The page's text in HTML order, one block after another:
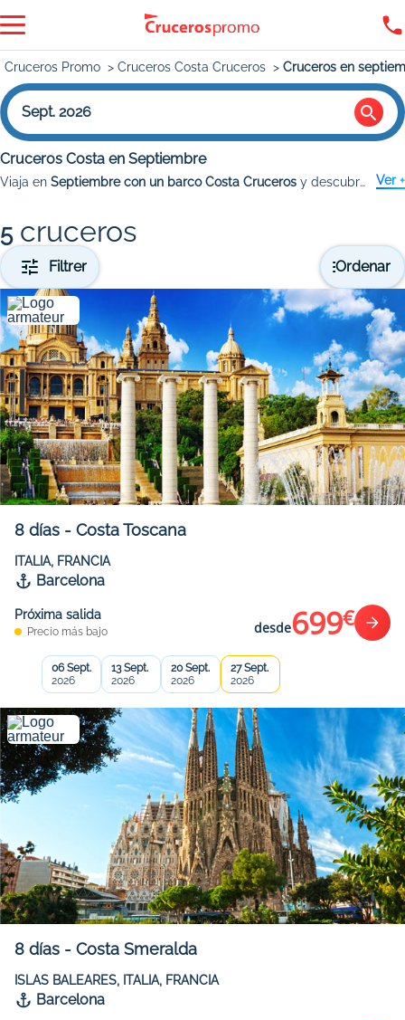
Cruceros Promo Cruceros Costa Cruceros Cruceros en
Sept. 2026
Cruceros Costa en Septiembre
Viaja en Septiembre con un barco Costa Cruceros y descubre todo lo que te espera a bordo. Sube a bordo Costa Diadema si quieres visitar Roma, la ciudad eterna y descubrir la belleza del Ver +
5 cruceros
Filtrer Ordenar
8 días - Costa Toscana
ITALIA, FRANCIA
Barcelona
Próxima salida
Precio más bajo desde699€
06 Sept.
2026
13 Sept.
2026
20 Sept.
2026
27 Sept.
2026
8 días - Costa Smeralda
ISLAS BALEARES, ITALIA, FRANCIA
Barcelona